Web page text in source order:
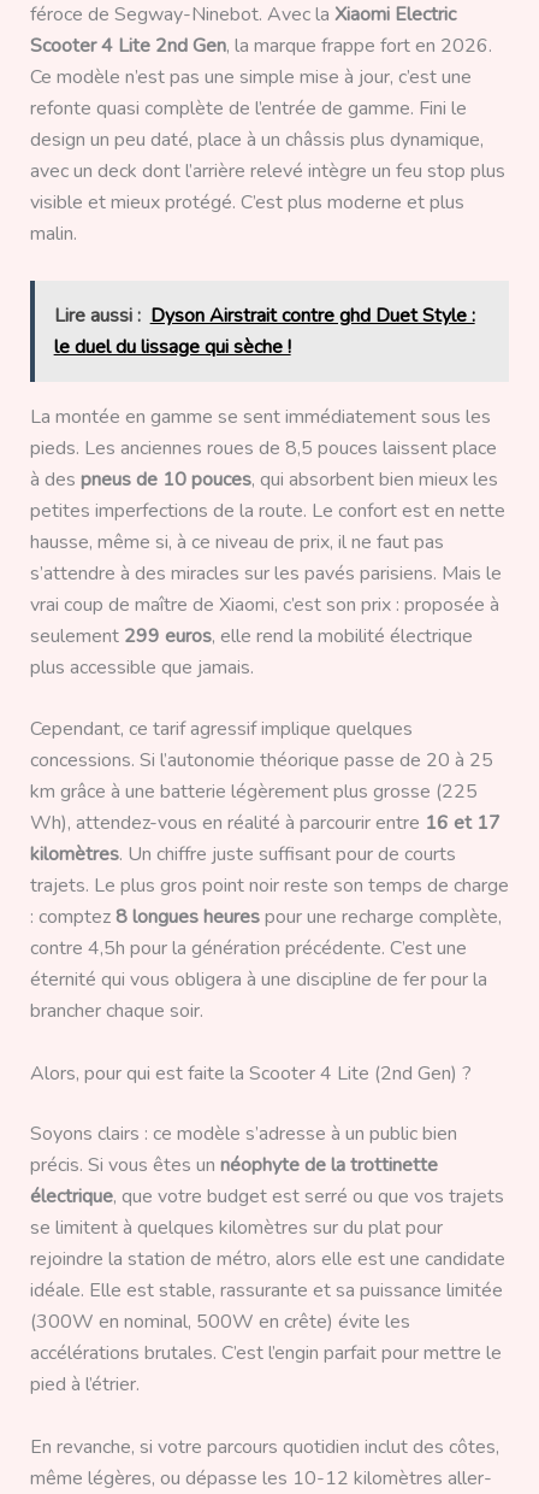
féroce de Segway-Ninebot. Avec la Xiaomi Electric
Scooter 4 Lite 2nd Gen, la marque frappe fort en 2026.
Ce modèle n’est pas une simple mise à jour, c’est une
refonte quasi complète de l’entrée de gamme. Fini le
design un peu daté, place à un châssis plus dynamique,
avec un deck dont l’arrière relevé intègre un feu stop plus
visible et mieux protégé. C’est plus moderne et plus
malin.
Lire aussi : Dyson Airstrait contre ghd Duet Style :
le duel du lissage qui sèche !
La montée en gamme se sent immédiatement sous les
pieds. Les anciennes roues de 8,5 pouces laissent place
à des pneus de 10 pouces, qui absorbent bien mieux les
petites imperfections de la route. Le confort est en nette
hausse, même si, à ce niveau de prix, il ne faut pas
s’attendre à des miracles sur les pavés parisiens. Mais le
vrai coup de maître de Xiaomi, c’est son prix : proposée à
seulement 299 euros, elle rend la mobilité électrique
plus accessible que jamais.
Cependant, ce tarif agressif implique quelques
concessions. Si l’autonomie théorique passe de 20 à 25
km grâce à une batterie légèrement plus grosse (225
Wh), attendez-vous en réalité à parcourir entre 16 et 17
kilomètres. Un chiffre juste suffisant pour de courts
trajets. Le plus gros point noir reste son temps de charge
: comptez8 longues heurespour une recharge complète,
contre 4,5h pour la génération précédente. C’est une
éternité qui vous obligera à une discipline de fer pour la
brancher chaque soir.
Alors, pour qui est faite la Scooter 4 Lite (2nd Gen) ?
Soyons clairs : ce modèle s’adresse à un public bien
précis. Si vous êtes un néophyte de la trottinette
électrique, que votre budget est serré ou que vos trajets
se limitent à quelques kilomètres sur du plat pour
rejoindre la station de métro, alors elle est une candidate
idéale. Elle est stable, rassurante et sa puissance limitée
(300W en nominal, 500W en crête) évite les
accélérations brutales. C’est l’engin parfait pour mettre le
pied à l’étrier.
En revanche, si votre parcours quotidien inclut des côtes,
même légères, ou dépasse les 10-12 kilomètres aller-